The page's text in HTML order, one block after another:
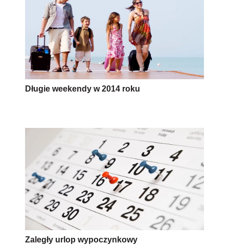
Długie weekendy w 2014 roku